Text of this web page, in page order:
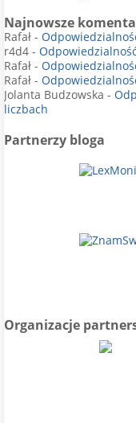
Najnowsze
Rafał -
r4d4 -
Rafał -
Rafał -
Jolanta Budzowska -
liczbach
Partnerzy bloga
Organizacje